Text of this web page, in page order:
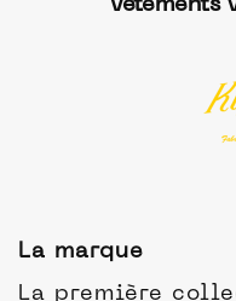
Vêtements
La marque
La première